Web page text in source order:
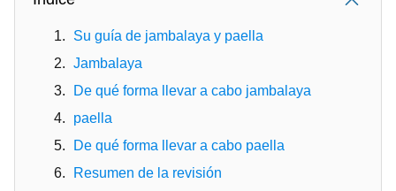
Su guía de jambalaya y paella
Jambalaya
De qué forma llevar a cabo jambalaya
paella
De qué forma llevar a cabo paella
Resumen de la revisión